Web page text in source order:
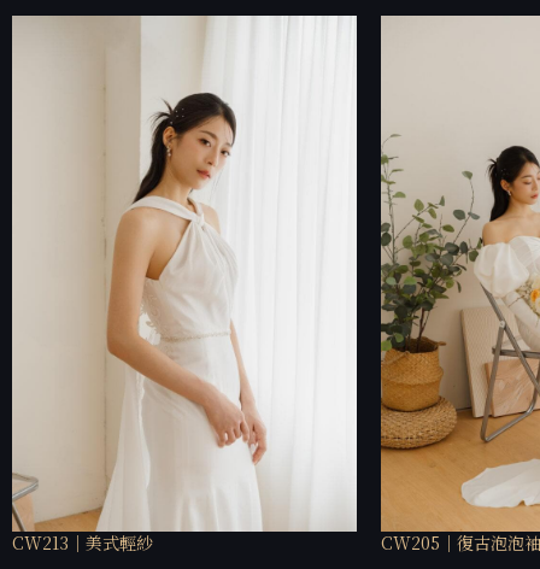
CW213｜美式輕紗 CW205｜復古泡泡